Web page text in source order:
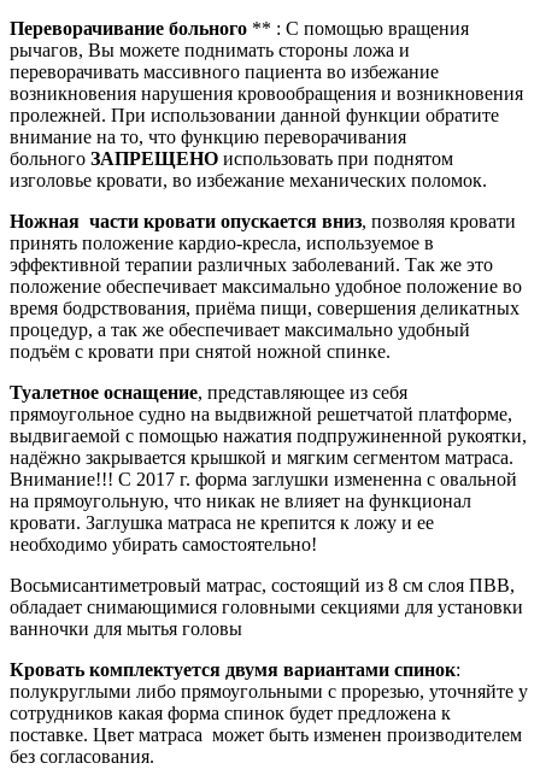
Переворачивание больного ** : С помощью вращения
рычагов, Вы можете поднимать стороны ложа и
переворачивать массивного пациента во избежание
возникновения нарушения кровообращения и возникновения
пролежней. При использовании данной функции обратите
внимание на то, что функцию переворачивания
больного ЗАПРЕЩЕНО использовать при поднятом
изголовье кровати, во избежание механических поломок.
Ножная части кровати опускается вниз, позволяя кровати
принять положение кардио-кресла, используемое в
эффективной терапии различных заболеваний. Так же это
положение обеспечивает максимально удобное положение во
время бодрствования, приёма пищи, совершения деликатных
процедур, а так же обеспечивает максимально удобный
подъём с кровати при снятой ножной спинке.
Туалетное оснащение, представляющее из себя
прямоугольное судно на выдвижной решетчатой платформе,
выдвигаемой с помощью нажатия подпружиненной рукоятки,
надёжно закрывается крышкой и мягким сегментом матраса.
Внимание!!! С 2017 г. форма заглушки измененна с овальной
на прямоугольную, что никак не влияет на функционал
кровати. Заглушка матраса не крепится к ложу и ее
необходимо убирать самостоятельно!
Восьмисантиметровый матрас, состоящий из 8 см слоя ПВВ,
обладает снимающимися головными секциями для установки
ванночки для мытья головы
Кровать комплектуется двумя вариантами спинок:
полукруглыми либо прямоугольными с прорезью, уточняйте у
сотрудников какая форма спинок будет предложена к
поставке. Цвет матраса может быть изменен производителем
без согласования.